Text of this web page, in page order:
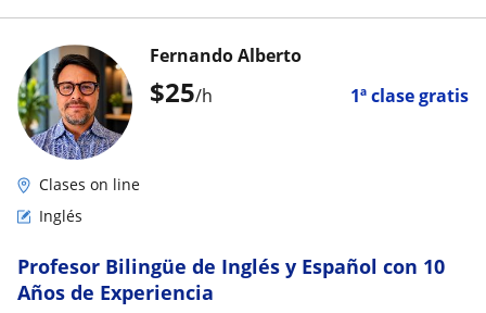
$25/h 1ª clase gratis
Fernando Alberto
Clases on line
Inglés
Profesor Bilingüe de Inglés y Español con 10
Años de Experiencia